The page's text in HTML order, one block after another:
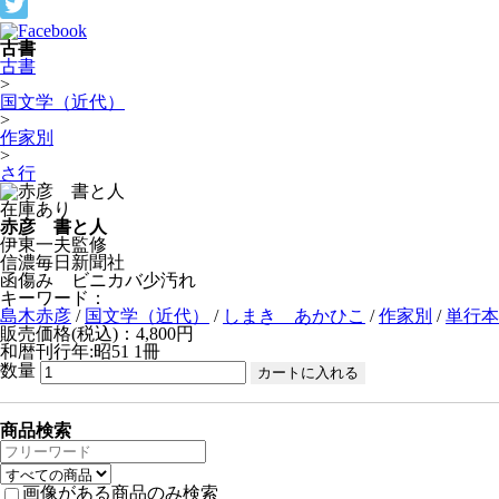
古書
古書
>
国文学（近代）
>
作家別
>
さ行
在庫あり
赤彦 書と人
伊東一夫監修
信濃毎日新聞社
函傷み ビニカバ少汚れ
キーワード：
島木赤彦 / 国文学（近代） / しまき あかひこ /作家別 /単行本
販売価格(税込)：4,800円
和暦刊行年:昭51 1冊
数量
商品検索
画像がある商品のみ検索